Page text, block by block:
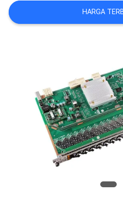
PERMINTAAN
PENAWARAN
POLICY
HARGA